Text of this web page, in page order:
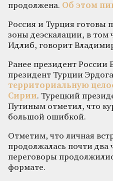
продолжена. Об этом
Россия и Турция готовы
зоны деэскалации, в том
Идлиб, говорит
Ранее президент России
президент Турции
территориальную
Сирии. Турецкий
Путиным отметил, что
большой ошибкой.
Отметим, что личная
продолжалась почти два
переговоры
формате.